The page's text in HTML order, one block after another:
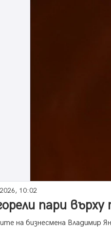
10:02
пари
на бизнесмена Владимир